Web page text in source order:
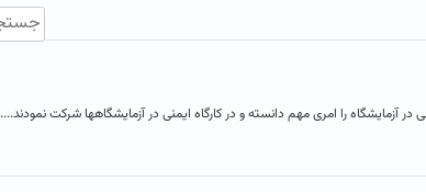
آزمایشگاه را امری مهم دانسته و در کارگاه ایمنی در آزمایشگاهها شرکت نمودند....